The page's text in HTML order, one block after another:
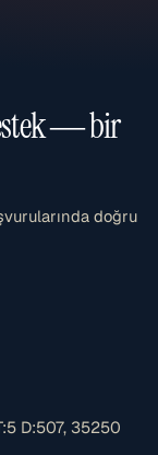
— bir
doğru
D:507, 35250